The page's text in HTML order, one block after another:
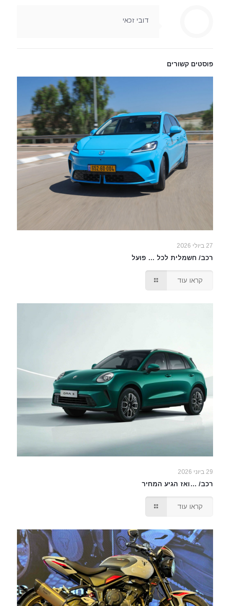
דובי זכאי
פוסטים קשורים
27 ביולי 2026
רכב/ חשמלית לכל … פועל
קראו עוד
29 ביוני 2026
רכב/ …ואז הגיע המחיר
קראו עוד